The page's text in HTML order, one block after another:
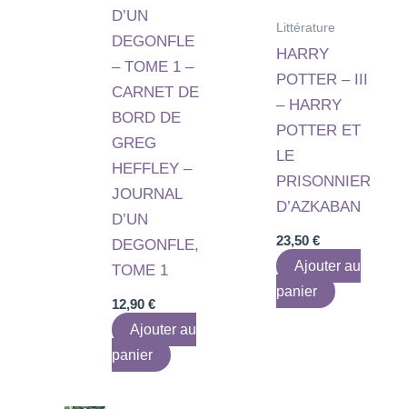
D’UN
DEGONFLE
– TOME 1 –
CARNET DE
BORD DE
GREG
HEFFLEY –
JOURNAL
D’UN
DEGONFLE,
TOME 1
12,90€
Ajouter au
panier
Littérature
HARRY
POTTER – III
– HARRY
POTTER ET
LE
PRISONNIER
D’AZKABAN
23,50 €
Ajouter au
panier